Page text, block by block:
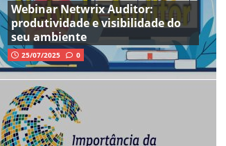
Webinar Netwrix Auditor:
produtividade e visibilidade do
seu ambiente
25/07/2025 0